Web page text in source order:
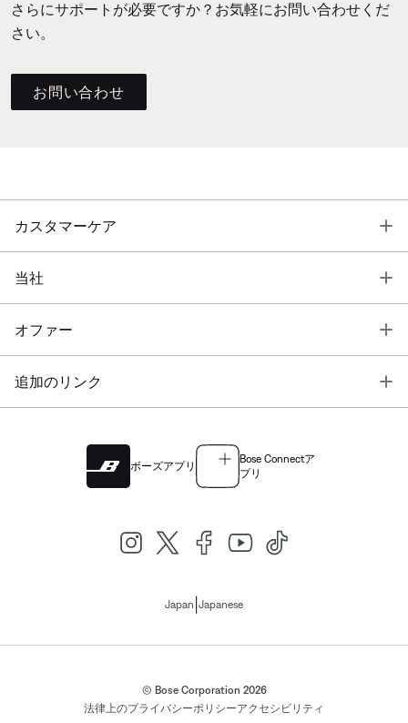
さらにサポートが必要ですか？お気軽にお問い合わせくだ
さい。
お問い合わせ
カスタマーケア
当社
オファー
追加のリンク
ボーズアプリ
Bose Connectア
プリ
Japan Japanese
© Bose Corporation 2026
法律上のプライバシーポリシーアクセシビリティ